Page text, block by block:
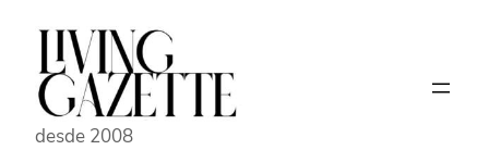
Pular
conteúdo
desde 2008